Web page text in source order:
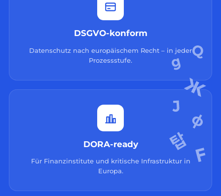
DSGVO-konform
Datenschutz nach europäischem Recht – in jeder
Prozessstufe.
DORA-ready
Für Finanzinstitute und kritische Infrastruktur in
Europa.